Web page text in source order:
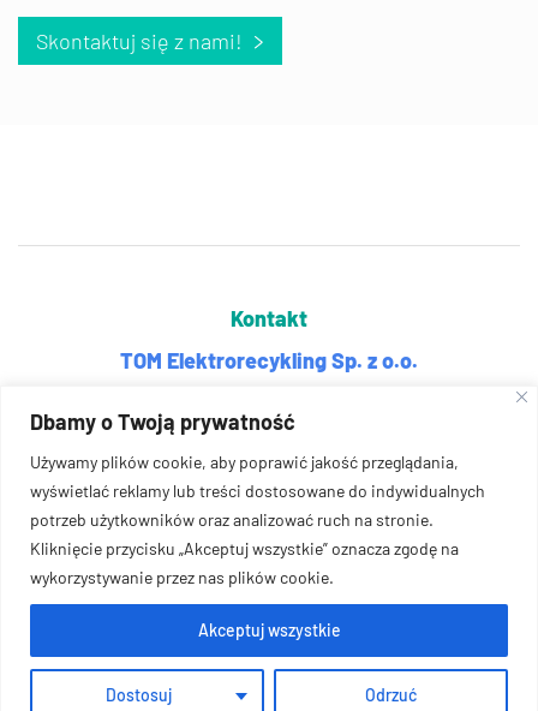
Dbamy o Twoją prywatność
Używamy plików cookie, aby poprawić jakość przeglądania,
wyświetlać reklamy lub treści dostosowane do indywidualnych
potrzeb użytkowników oraz analizować ruch na stronie.
Kliknięcie przycisku „Akceptuj wszystkie” oznacza zgodę na
wykorzystywanie przez nas plików cookie.
Dostosuj Odrzuć
Akceptuj wszystkie
Skontaktuj się z nami!
Kontakt
TOM Elektrorecykling Sp. z o.o.
ul. Pomorska 112
+48 669 980 522
biuro-szczecin@grupatom.pl
Polityka prywatności oraz Pliki cookie